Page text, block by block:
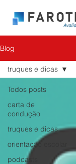
Blog
Todos posts
carta de
condução
truques e dicas
orientação escolar
podcasts
truques e dicas